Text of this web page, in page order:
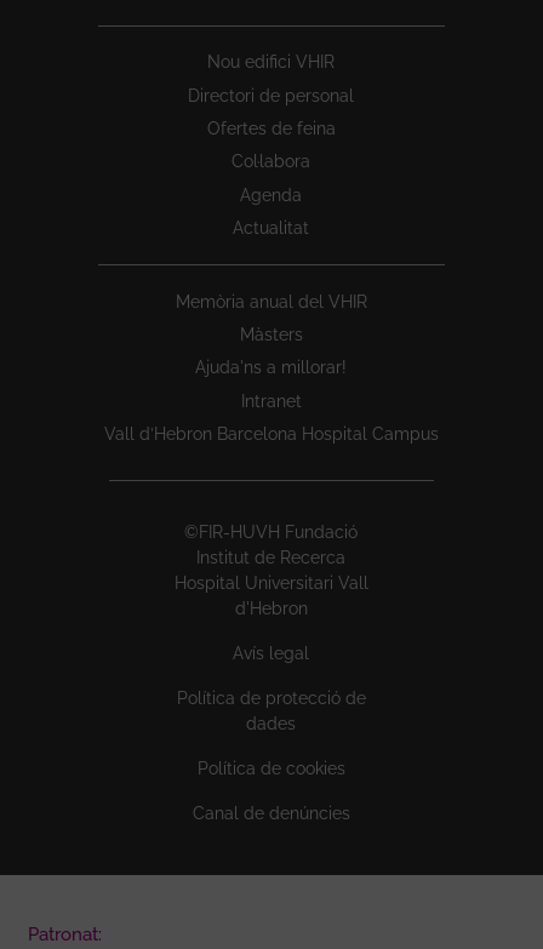
Nou edifici VHIR
Directori de personal
Ofertes de feina
Col·labora
Agenda
Actualitat
Memòria anual del VHIR
Màsters
Ajuda'ns a millorar!
Intranet
Vall d’Hebron Barcelona Hospital Campus
©FIR-HUVH Fundació
Institut de Recerca
Hospital Universitari Vall
d'Hebron
Avís legal
Política de protecció de
dades
Política de cookies
Canal de denúncies
Patronat: